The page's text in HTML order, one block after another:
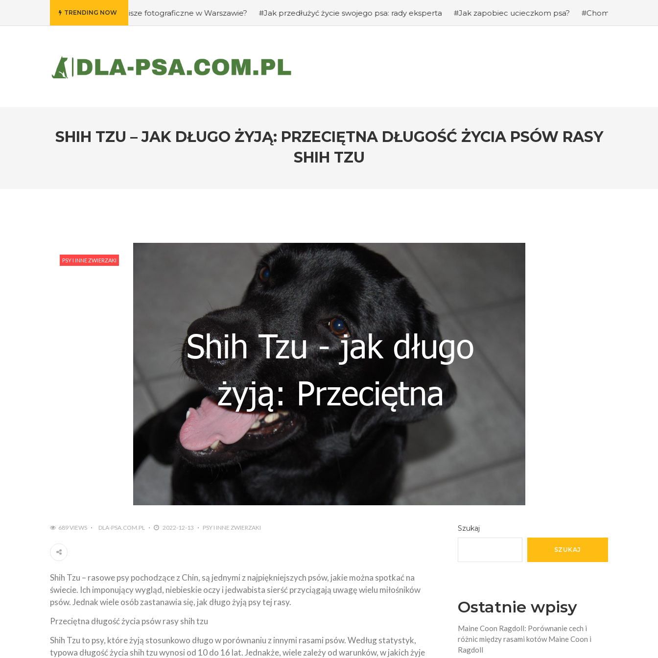
TRENDING NOW
wywołać swoje klisze fotograficzne w Warszawie? #Jak przedłużyć życie swojego psa: rady eksperta #Jak zapobiec ucieczkom psa? #Chomiki Dżungarskie Cena:
SHIH TZU – JAK DŁUGO ŻYJĄ: PRZECIĘTNA DŁUGOŚĆ ŻYCIA PSÓW RASY
SHIH TZU
PSY I INNE ZWIERZAKI
689 VIEWS DLA-PSA.COM.PL 2022-12-13 PSY I INNE ZWIERZAKI
Shih Tzu – rasowe psy pochodzące z Chin, są jednymi z najpiękniejszych psów, jakie można spotkać na
świecie. Ich imponujący wygląd, niebieskie oczy i jedwabista sierść przyciągają uwagę wielu miłośników
psów. Jednak wiele osób zastanawia się, jak długo żyją psy tej rasy.
Przeciętna długość życia psów rasy shih tzu
Shih Tzu to psy, które żyją stosunkowo długo w porównaniu z innymi rasami psów. Według statystyk,
typowa długość życia shih tzu wynosi od 10 do 16 lat. Jednakże, wiele zależy od warunków, w jakich żyje
Szukaj
SZUKAJ
Ostatnie wpisy
Maine Coon Ragdoll: Porównanie cech i
różnic między rasami kotów Maine Coon i
Ragdoll